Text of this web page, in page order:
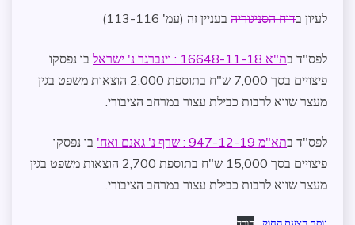
לעיון בדוח הסניגוריה בעניין זה (עמ' 113-116)
לפס"ד בת"א 16648-11-18 : וינברגר נ' ישראל
בו נפסקו
פיצויים בסך 7,000 ש"ח בתוספת 2,000 הוצאות משפט בגין
מעצר שווא לרבות כבילת עצור במרחב הציבורי.
לפס"ד בתא"מ 947-12-19 : שרף נ' גאנם ואח'
בו נפסקו
פיצויים בסך 15,000 ש"ח בתוספת 2,700 הוצאות משפט בגין
מעצר שווא לרבות כבילת עצור במרחב הציבורי.